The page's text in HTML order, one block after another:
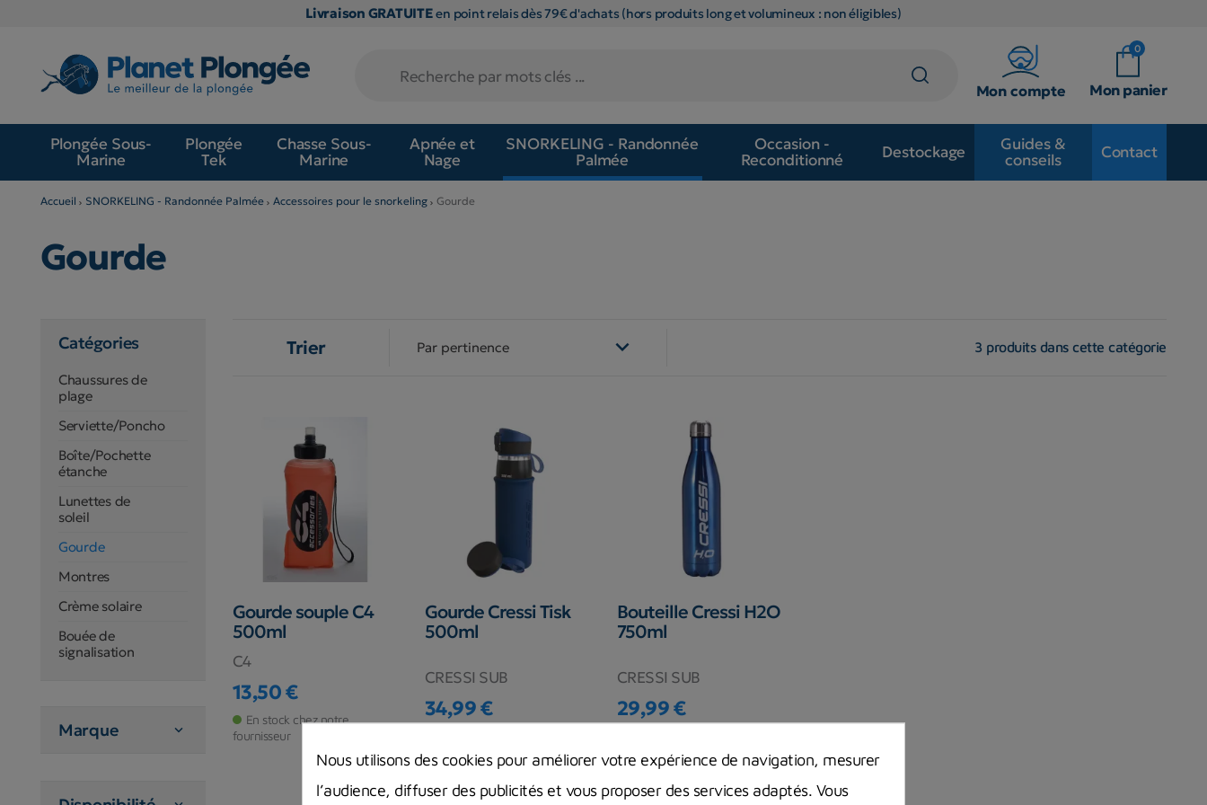
Livraison GRATUITEen point relais dès 79€ d'achats (hors produits long et volumineux : non éligibles)
Mon compte
0
Mon panier
Plongée Sous-
Marine
Plongée
Tek
Chasse Sous-
Marine
Apnée et
Nage
SNORKELING - Randonnée
Palmée
Occasion -
Reconditionné
Destockage
Guides &
conseils
Contact
Accueil SNORKELING - Randonnée Palmée Accessoires pour le snorkeling Gourde
Gourde
Catégories
Chaussures de
plage
Serviette/Poncho
Boîte/Pochette
étanche
Lunettes de
soleil
Gourde
Montres
Crème solaire
Bouée de
signalisation
Marque 
Trier Par pertinence  3 produits dans cette catégorie
Gourde souple C4
500ml
C4
Prix
13,50 €
En stock chez notre
fournisseur
Gourde Cressi Tisk
500ml
CRESSI SUB
Prix
34,99 €
Bouteille Cressi H2O
750ml
CRESSI SUB
Prix
29,99 €
Nous utilisons des cookies pour améliorer votre expérience de navigation, mesurer
l’audience, diffuser des publicités et vous proposer des services adaptés. Vous